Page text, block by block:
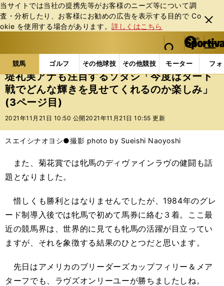
当サイトでは当社の提携先等がお客様のニーズ等について調
査・分析したり、お客様にお勧めの広告を表⽰する⽬的で Co
okie を使⽤する場合があります。詳しくはこちら
閉じ
る
web Sportiva (webスポルティーバ)
検索
マイペ
ー
ジ
メニュ
競馬 ゴルフ その他球技 その他競技 モーター フ
b
ス
ポ
ル
テ
ー
バ
競馬の記事一覧 競馬 堤礼実アナも注目するソダシ
堤礼実アナも注目するソダシ「今度はダート
戦でどんな輝きを見せてくれるのか楽しみ」
(3ページ目)
2021年11月21日 10:50 公開 2021年11月21日 10:55 更新
スエイシナオヨシ●撮影 photo by Sueishi Naoyoshi
また、菊花賞では牝馬のディヴァインラヴの健闘も話
題となりました。
惜しくも勝利とはなりませんでしたが、1984年のグレ
ード制導入後では牝馬で初めて馬券に絡む３着。ここ最
近の競馬界は、世界的に見ても牝馬の活躍が目立ってい
ますが、それを象徴する結果のひとつだと思います。
先日はアメリカのブリーダーズカップフィリー＆メア
ターフでも、ラヴズオンリーユーが勝ちましたしね。